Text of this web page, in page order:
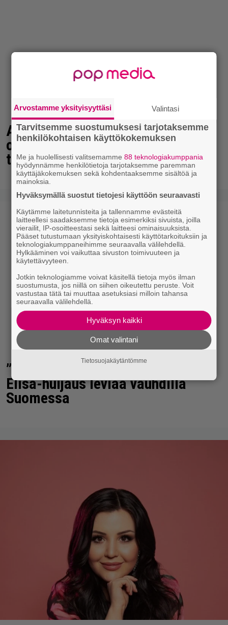
Antonio Banderas: ”Sydänkohtaus
on parasta mitä minulle on
tapahtunut”
”Palvelusi keskeytetään” – uusi
Elisa-huijaus leviää vauhdilla
Suomessa
Arvostamme yksityisyyttäsi Valintasi
Tarvitsemme suostumuksesi tarjotaksemme
henkilökohtaisen käyttökokemuksen
Me ja huolellisesti valitsemamme88 teknologiakumppania
hyödynnämme henkilötietoja tarjotaksemme paremman
käyttäjäkokemuksen sekä kohdentaaksemme sisältöä ja
mainoksia.
Hyväksymällä suostut tietojesi käyttöön seuraavasti
Käytämme laitetunnisteita ja tallennamme evästeitä
laitteellesi saadaksemme tietoja esimerkiksi sivuista, joilla
vierailit, IP-osoitteestasi sekä laitteesi ominaisuuksista.
Pääset tutustumaan yksityiskohtaisesti käyttötarkoituksiin ja
teknologiakumppaneihimme seuraavalla välilehdellä.
Hylkääminen voi vaikuttaa sivuston toimivuuteen ja
käytettävyyteen.
Jotkin teknologiamme voivat käsitellä tietoja myös ilman
suostumusta, jos niillä on siihen oikeutettu peruste. Voit
vastustaa tätä tai muuttaa asetuksiasi milloin tahansa
seuraavalla välilehdellä.
Hyväksyn kaikki
Omat valintani
Tietosuojakäytäntömme